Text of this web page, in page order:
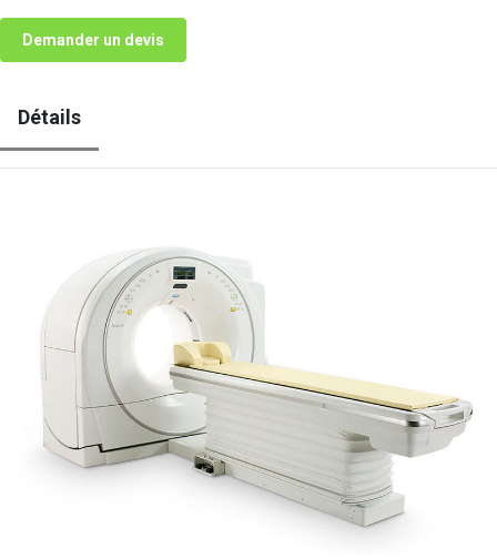
Demander un devis
Détails